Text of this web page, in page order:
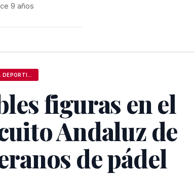
9 años
figuras en el
Andaluz de
de pádel